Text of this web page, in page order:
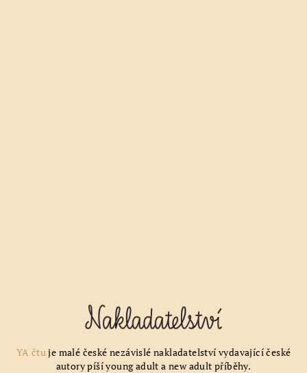
YA čtu je malé české nezávislé nakladatelství vydavající české
autory píší young adult a new adult příběhy.